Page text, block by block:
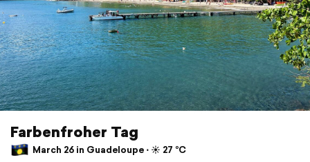
Farbenfroher Tag
March 26 in Guadeloupe ⋅ ☀️ 27 °C